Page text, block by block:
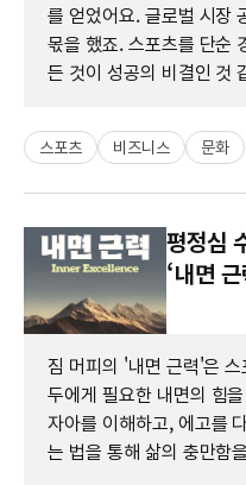
를 얻었어요. 글로벌 시장
몫을 했죠. 스포츠를 단순
든 것이 성공의 비결인 것
스포츠 비즈니스 문화
평정심
‘내면
짐 머피의 '내면 근력'은
두에게 필요한 내면의 힘
자아를 이해하고, 에고를
는 법을 통해 삶의 충만함